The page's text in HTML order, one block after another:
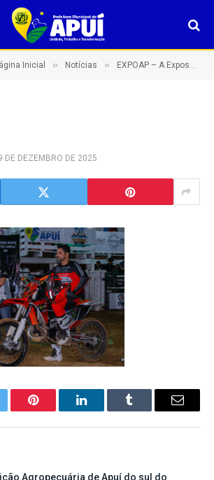
Inicial » Notícias » EXPOAP – A Exposição Agropecuária de Apuí do sul do Amazonas – Barretão Amazonense!
DE DEZEMBRO DE 2025
Pinterest LinkedInTumblr
E-
Agropecuária de Apuí do sul do